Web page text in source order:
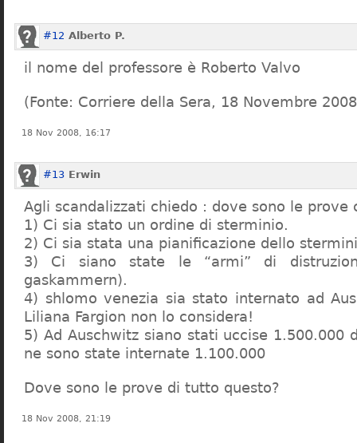
#12 Alberto P.
il nome del professore è Roberto Valvo
(Fonte: Corriere della Sera, 18 Novembre
18 Nov 2008, 16:17
#13 Erwin
Agli scandalizzati chiedo : dove sono le prove
1) Ci sia stato un ordine di sterminio.
2) Ci sia stata una pianificazione dello
3) Ci siano state le “armi” di
gaskammern).
4) shlomo venezia sia stato internato ad
Liliana Fargion non lo considera!
5) Ad Auschwitz siano stati uccise 1.500.000
ne sono state internate 1.100.000
Dove sono le prove di tutto questo?
18 Nov 2008, 21:19